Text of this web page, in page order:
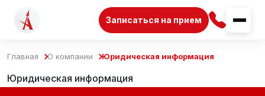
Записаться на прием
Главная О компании Юридическая информация
Юридическая информация